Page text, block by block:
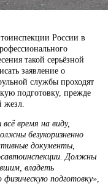
России в
такой серьёзной
заявление о
службы проходят
подготовку, прежде
жезл.
время на виду,
безукоризненно
документы,
Должны
владеть
подготовку»